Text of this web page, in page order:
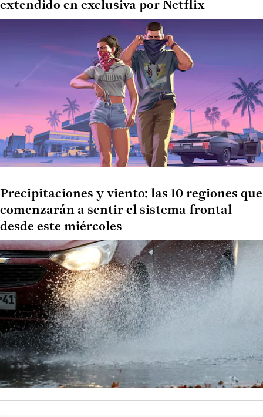
extendido en exclusiva por Netflix
Precipitaciones y viento: las 10 regiones que
comenzarán a sentir el sistema frontal
desde este miércoles